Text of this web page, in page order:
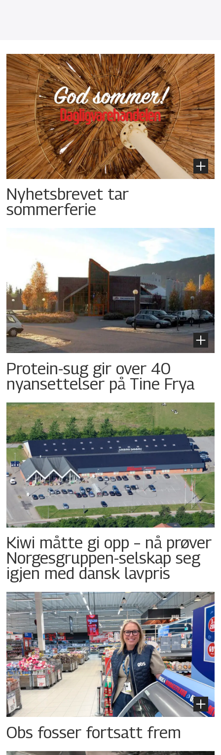
Nyhetsbrevet tar
sommerferie
Protein-sug gir over 40
nyansettelser på Tine Frya
Kiwi måtte gi opp – nå prøver
Norgesgruppen-selskap seg
igjen med dansk lavpris
Obs fosser fortsatt frem